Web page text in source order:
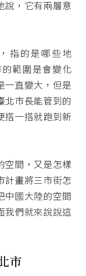
說，它有兩層意
指的是哪些地
範圍是會變化
一直變大，但是
北市長能管到的
搭一搭就跑到新
空間，又是怎樣
計畫將三市街怎
中國大陸的空間
我們就來說說這
市